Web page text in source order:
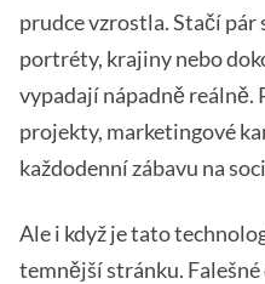
prudce vzrostla. Stačí
portréty, krajiny nebo
vypadají nápadně reálně.
projekty, marketingové
každodenní zábavu na
Ale i když je tato
temnější stránku.